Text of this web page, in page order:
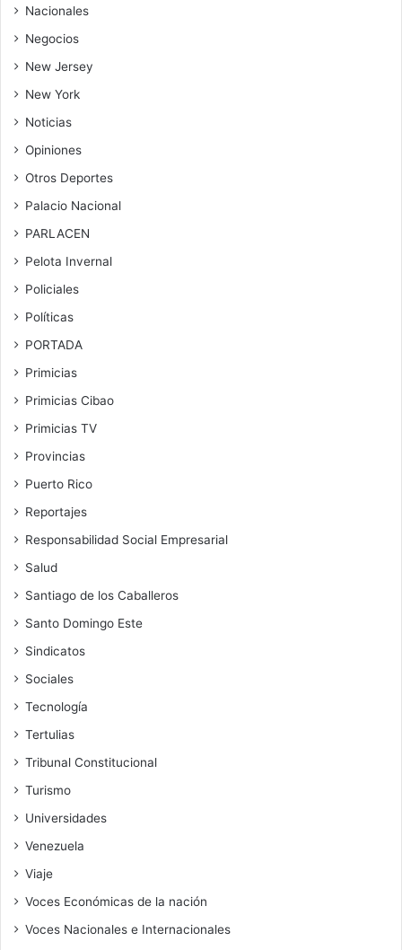
Nacionales
Negocios
New Jersey
New York
Noticias
Opiniones
Otros Deportes
Palacio Nacional
PARLACEN
Pelota Invernal
Policiales
Políticas
PORTADA
Primicias
Primicias Cibao
Primicias TV
Provincias
Puerto Rico
Reportajes
Responsabilidad Social Empresarial
Salud
Santiago de los Caballeros
Santo Domingo Este
Sindicatos
Sociales
Tecnología
Tertulias
Tribunal Constitucional
Turismo
Universidades
Venezuela
Viaje
Voces Económicas de la nación
Voces Nacionales e Internacionales